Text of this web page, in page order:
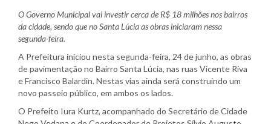
O Governo Municipal vai investir cerca de R$ 18 milhões nos bairros
da cidade, sendo que no Santa Lúcia as obras iniciaram nessa
segunda-feira.
A Prefeitura iniciou nesta segunda-feira, 24 de junho, as obras
de pavimentação no Bairro Santa Lúcia, nas ruas Vicente Riva
e Francisco Balardin. Nestas vias ainda será construindo um
novo passeio público, em ambos os lados.
O Prefeito Iura Kurtz, acompanhado do Secretário de Cidade